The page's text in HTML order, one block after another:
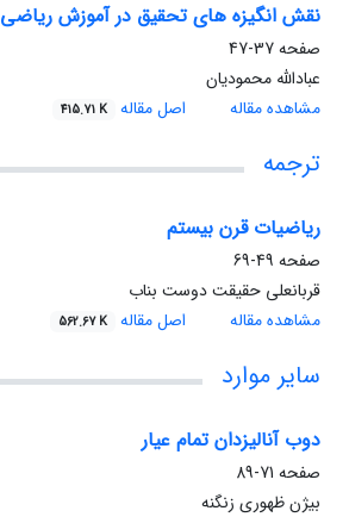
نقش انگیزه های تحقیق در آموزش ریاضی
صفحه37-47
عبادالله محمودیان
مشاهده مقاله
اصل مقاله 415.71 K
ترجمه
ریاضیات قرن بیستم
صفحه 49-69
قربانعلی حقیقت دوست بناب
مشاهده مقاله
اصل مقاله 562.67 K
سایر موارد
دوب آنالیزدان تمام عیار
صفحه 71-89
بیژن ظهوری زنگنه